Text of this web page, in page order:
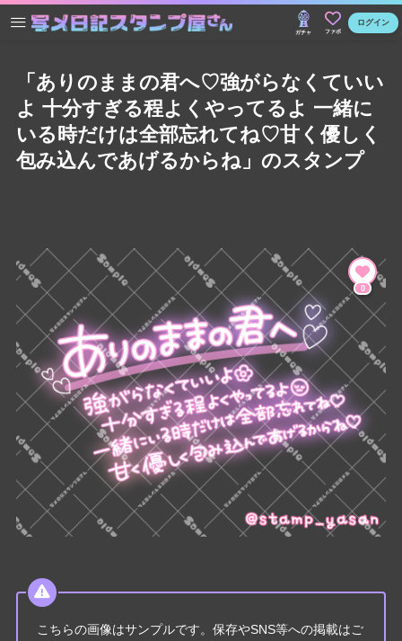
ガチャ ファボ
ログイン
「ありのままの君へ♡強がらなくていい
よ 十分すぎる程よくやってるよ 一緒に
いる時だけは全部忘れてね♡甘く優しく
包み込んであげるからね」のスタンプ
0
こちらの画像はサンプルです。保存やSNS等への掲載はご